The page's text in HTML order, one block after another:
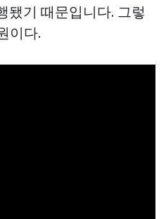
됐기 때문입니다. 그렇
이다.